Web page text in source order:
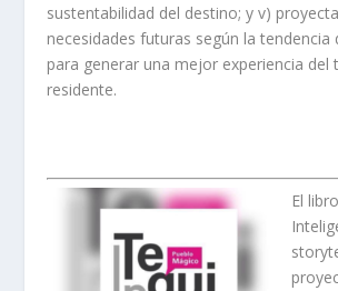
sustentabilidad del destino; y v)
necesidades futuras según la tendencia
para generar una mejor experiencia del
residente.
El